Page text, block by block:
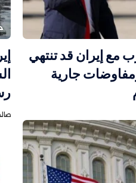
مع إيران قد تنتهي
جارية